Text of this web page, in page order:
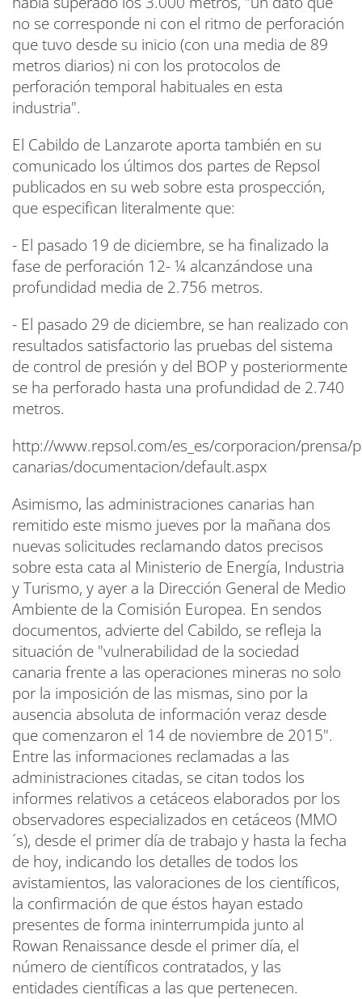
no se corresponde ni con el ritmo de perforación
que tuvo desde su inicio (con una media de 89
metros diarios) ni con los protocolos de
perforación temporal habituales en esta
industria".
El Cabildo de Lanzarote aporta también en su
comunicado los últimos dos partes de Repsol
publicados en su web sobre esta prospección,
que especifican literalmente que:
- El pasado 19 de diciembre, se ha finalizado la
fase de perforación 12- ¼ alcanzándose una
profundidad media de 2.756 metros.
- El pasado 29 de diciembre, se han realizado con
resultados satisfactorio las pruebas del sistema
de control de presión y del BOP y posteriormente
se ha perforado hasta una profundidad de 2.740
metros.
http://www.repsol.com/es_es/corporacion/prensa/
canarias/documentacion/default.aspx
Asimismo, las administraciones canarias han
remitido este mismo jueves por la mañana dos
nuevas solicitudes reclamando datos precisos
sobre esta cata al Ministerio de Energía, Industria
y Turismo, y ayer a la Dirección General de Medio
Ambiente de la Comisión Europea. En sendos
documentos, advierte del Cabildo, se refleja la
situación de "vulnerabilidad de la sociedad
canaria frente a las operaciones mineras no solo
por la imposición de las mismas, sino por la
ausencia absoluta de información veraz desde
que comenzaron el 14 de noviembre de 2015".
Entre las informaciones reclamadas a las
administraciones citadas, se citan todos los
informes relativos a cetáceos elaborados por los
observadores especializados en cetáceos (MMO
´s), desde el primer día de trabajo y hasta la fecha
de hoy, indicando los detalles de todos los
avistamientos, las valoraciones de los científicos,
la confirmación de que éstos hayan estado
presentes de forma ininterrumpida junto al
Rowan Renaissance desde el primer día, el
número de científicos contratados, y las
entidades científicas a las que pertenecen.